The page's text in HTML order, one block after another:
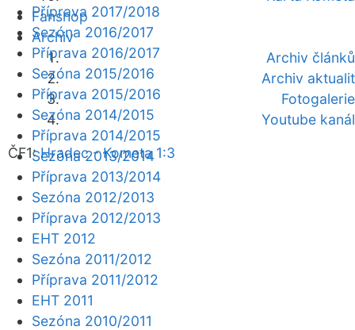
Fanshop
Archiv
Archiv článků
Archiv aktualit
Fotogalerie
Youtube kanál
ČF1:Hradec - Kometa 1:3
Příprava 2017/2018
Sezóna 2016/2017
Příprava 2016/2017
Sezóna 2015/2016
Příprava 2015/2016
Sezóna 2014/2015
Příprava 2014/2015
Sezóna 2013/2014
Příprava 2013/2014
Sezóna 2012/2013
Příprava 2012/2013
EHT 2012
Sezóna 2011/2012
Příprava 2011/2012
EHT 2011
Sezóna 2010/2011